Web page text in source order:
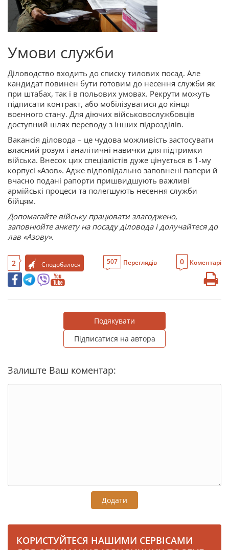
Умови служби
Діловодство входить до списку тилових посад. Але
кандидат повинен бути готовим до несення служби як
при штабах, так і в польових умовах. Рекрути можуть
підписати контракт, або мобілізуватися до кінця
воєнного стану. Для діючих військовослужбовців
доступний шлях переводу з інших підрозділів.
Вакансія діловода – це чудова можливість застосувати
власний розум і аналітичні навички для підтримки
війська. Внесок цих спеціалістів дуже цінується в 1-му
корпусі «Азов». Адже відповідально заповнені папери й
вчасно подані рапорти пришвидшують важливі
армійські процеси та полегшують несення служби
бійцям.
Допомагайте війську працювати злагоджено,
заповнюйте анкету на посаду діловода і долучайтеся до
лав «Азову».
2 Сподобалося 507 Переглядів 0 Коментарі
Подякувати
Підписатися на автора
Залиште Ваш коментар:
Додати
КОРИСТУЙТЕСЯ НАШИМИ СЕРВІСАМИ